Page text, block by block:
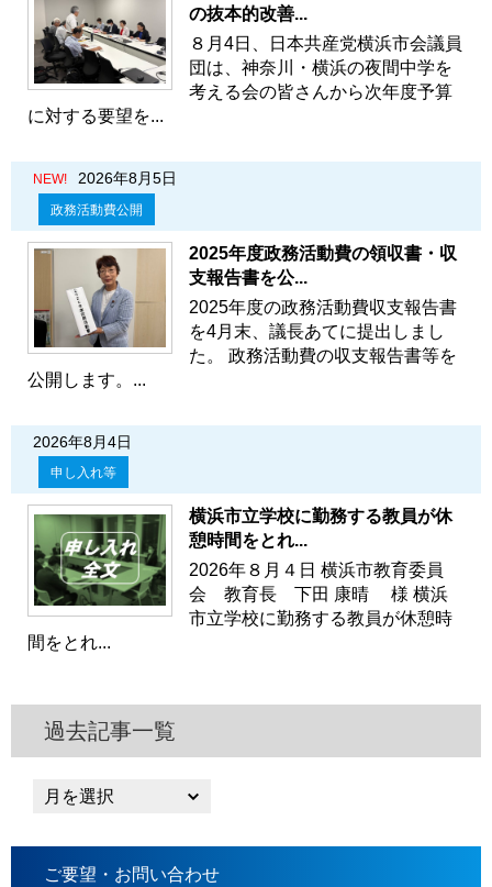
の抜本的改善...
８月4日、日本共産党横浜市会議員
団は、神奈川・横浜の夜間中学を
考える会の皆さんから次年度予算
に対する要望を...
NEW! 2026年8月5日
政務活動費公開
2025年度政務活動費の領収書・収
支報告書を公...
2025年度の政務活動費収支報告書
を4月末、議長あてに提出しまし
た。 政務活動費の収支報告書等を
公開します。...
2026年8月4日
申し入れ等
横浜市立学校に勤務する教員が休
憩時間をとれ...
2026年８月４日 横浜市教育委員
会 教育長 下田 康晴 様 横浜
市立学校に勤務する教員が休憩時
間をとれ...
過去記事一覧
ご要望・お問い合わせ